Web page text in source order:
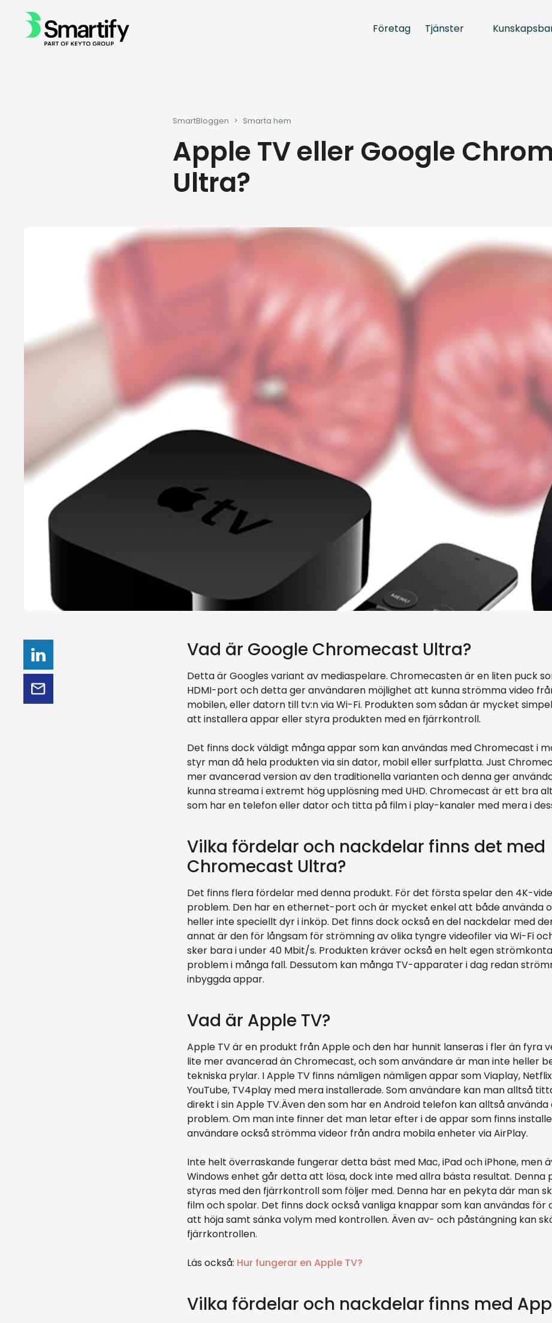
Företag Tjänster
SmartBloggen > Smarta hem
Apple TV eller Google
Ultra?
Vad är Google Chromecast Ultra?
Detta är Googles variant av mediaspelare. Chromecasten är en liten puck
HDMI-port och detta ger användaren möjlighet att kunna strömma video
mobilen, eller datorn till tv:n via Wi-Fi. Produkten som sådan är mycket
att installera appar eller styra produkten med en fjärrkontroll.
Det finns dock väldigt många appar som kan användas med Chromecast i
styr man då hela produkten via sin dator, mobil eller surfplatta. Just
mer avancerad version av den traditionella varianten och denna ger
kunna streama i extremt hög upplösning med UHD. Chromecast är ett bra
som har en telefon eller dator och titta på film i play-kanaler med mera i
Vilka fördelar och nackdelar finns det med
Chromecast Ultra?
Det finns flera fördelar med denna produkt. För det första spelar den 4K-
problem. Den har en ethernet-port och är mycket enkel att både använda
heller inte speciellt dyr i inköp. Det finns dock också en del nackdelar med
annat är den för långsam för strömning av olika tyngre videofiler via Wi-Fi
sker bara i under 40 Mbit/s. Produkten kräver också en helt egen
problem i många fall. Dessutom kan många TV-apparater i dag redan
inbyggda appar.
Vad är Apple TV?
Apple TV är en produkt från Apple och den har hunnit lanseras i fler än fyra
lite mer avancerad än Chromecast, och som användare är man inte heller
tekniska prylar. I Apple TV finns nämligen nämligen appar som Viaplay,
YouTube, TV4play med mera installerade. Som användare kan man alltså
direkt i sin Apple TV.Även den som har en Android telefon kan alltså
problem. Om man inte finner det man letar efter i de appar som finns
användare också strömma videor från andra mobila enheter via AirPlay.
Inte helt överraskande fungerar detta bäst med Mac, iPad och iPhone, men
Windows enhet går detta att lösa, dock inte med allra bästa resultat. Denna
styras med den fjärrkontroll som följer med. Denna har en pekyta där man
film och spolar. Det finns dock också vanliga knappar som kan användas för
att höja samt sänka volym med kontrollen. Även av- och påstängning kan
fjärrkontrollen.
Läs också: Hur fungerar en Apple TV?
Vilka fördelar och nackdelar finns med